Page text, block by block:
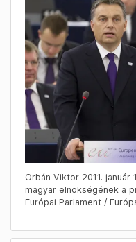
Orbán Viktor 2011.
magyar elnökségének a
Európai Parlament /